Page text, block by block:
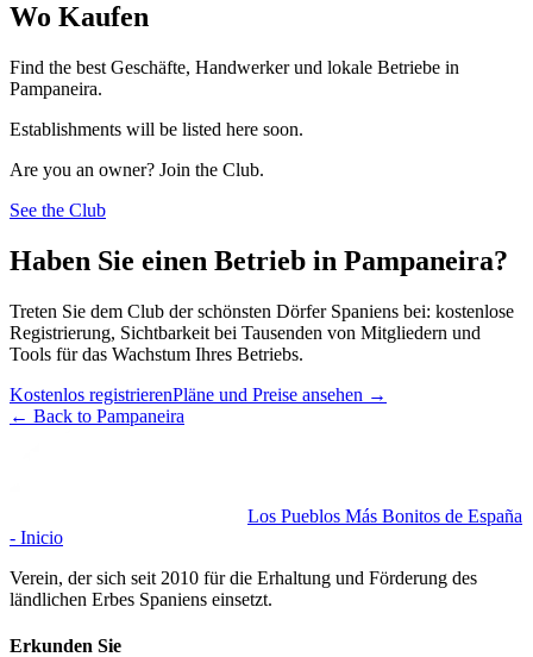
Wo Kaufen
Find the best Geschäfte, Handwerker und lokale Betriebe in
Pampaneira.
Establishments will be listed here soon.
Are you an owner? Join the Club.
See the Club
Haben Sie einen Betrieb in Pampaneira?
Treten Sie dem Club der schönsten Dörfer Spaniens bei: kostenlose
Registrierung, Sichtbarkeit bei Tausenden von Mitgliedern und
Tools für das Wachstum Ihres Betriebs.
Kostenlos registrierenPläne und Preise ansehen →
← Back to Pampaneira
Los Pueblos Más Bonitos de España
- Inicio
Verein, der sich seit 2010 für die Erhaltung und Förderung des
ländlichen Erbes Spaniens einsetzt.
Erkunden Sie